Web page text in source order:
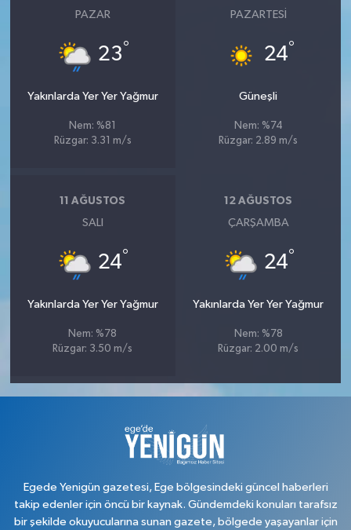
PAZAR
23°
Yakınlarda Yer Yer Yağmur
Nem: %81
Rüzgar: 3.31 m/s
PAZARTESI
24°
Güneşli
Nem: %74
Rüzgar: 2.89 m/s
11 AĞUSTOS
SALI
24°
Yakınlarda Yer Yer Yağmur
Nem: %78
Rüzgar: 3.50 m/s
12 AĞUSTOS
ÇARŞAMBA
24°
Yakınlarda Yer Yer Yağmur
Nem: %78
Rüzgar: 2.00 m/s
Egede Yenigün gazetesi, Ege bölgesindeki güncel haberleri
takip edenler için öncü bir kaynak. Gündemdeki konuları tarafsız
bir şekilde okuyucularına sunan gazete, bölgede yaşayanlar için